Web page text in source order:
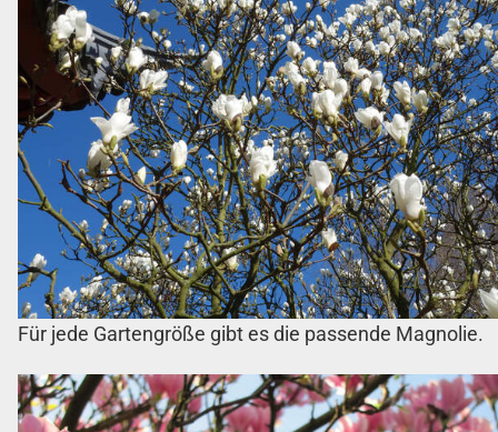
Für jede Gartengröße gibt es die passende Magnolie.